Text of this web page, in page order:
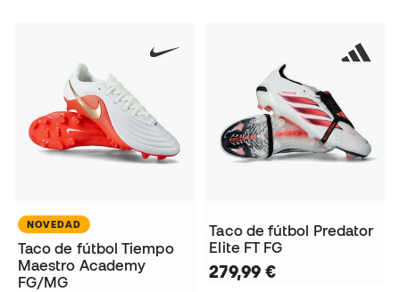
NOVEDAD
Taco de fútbol Tiempo
Maestro Academy
FG/MG
Taco de fútbol Predator
Elite FT FG
279,99 €